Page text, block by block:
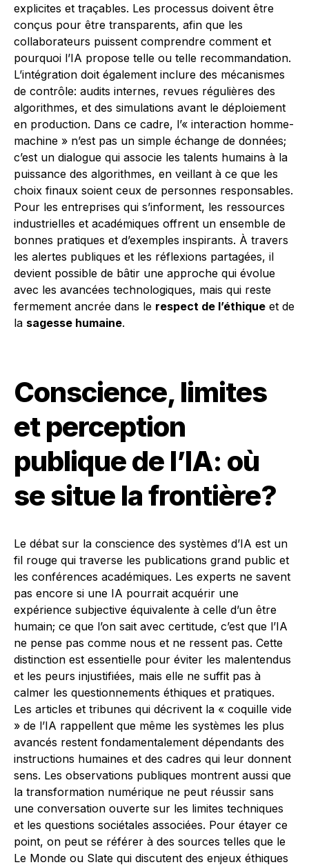
explicites et traçables. Les processus doivent être
conçus pour être transparents, afin que les
collaborateurs puissent comprendre comment et
pourquoi l’IA propose telle ou telle recommandation.
L’intégration doit également inclure des mécanismes
de contrôle: audits internes, revues régulières des
algorithmes, et des simulations avant le déploiement
en production. Dans ce cadre, l’« interaction homme-
machine » n’est pas un simple échange de données;
c’est un dialogue qui associe les talents humains à la
puissance des algorithmes, en veillant à ce que les
choix finaux soient ceux de personnes responsables.
Pour les entreprises qui s’informent, les ressources
industrielles et académiques offrent un ensemble de
bonnes pratiques et d’exemples inspirants. À travers
les alertes publiques et les réflexions partagées, il
devient possible de bâtir une approche qui évolue
avec les avancées technologiques, mais qui reste
fermement ancrée dans le respect de l’éthique et de
la sagesse humaine.
Conscience, limites
et perception
publique de l’IA: où
se situe la frontière?
Le débat sur la conscience des systèmes d’IA est un
fil rouge qui traverse les publications grand public et
les conférences académiques. Les experts ne savent
pas encore si une IA pourrait acquérir une
expérience subjective équivalente à celle d’un être
humain; ce que l’on sait avec certitude, c’est que l’IA
ne pense pas comme nous et ne ressent pas. Cette
distinction est essentielle pour éviter les malentendus
et les peurs injustifiées, mais elle ne suffit pas à
calmer les questionnements éthiques et pratiques.
Les articles et tribunes qui décrivent la « coquille vide
» de l’IA rappellent que même les systèmes les plus
avancés restent fondamentalement dépendants des
instructions humaines et des cadres qui leur donnent
sens. Les observations publiques montrent aussi que
la transformation numérique ne peut réussir sans
une conversation ouverte sur les limites techniques
et les questions sociétales associées. Pour étayer ce
point, on peut se référer à des sources telles que le
Le Monde ou Slate qui discutent des enjeux éthiques